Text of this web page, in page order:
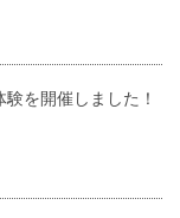
を開催しました！